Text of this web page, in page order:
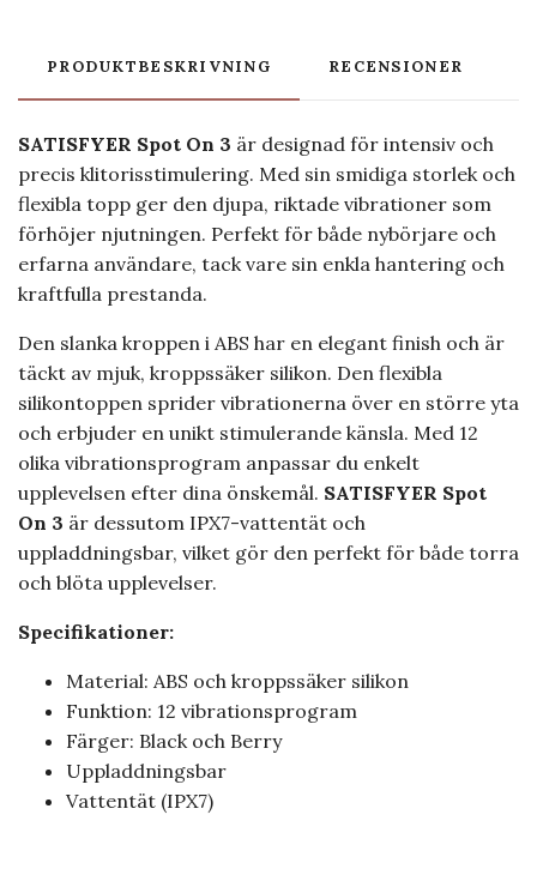
PRODUKTBESKRIVNING RECENSIONER
SATISFYER Spot On 3 är designad för intensiv och
precis klitorisstimulering. Med sin smidiga storlek och
flexibla topp ger den djupa, riktade vibrationer som
förhöjer njutningen. Perfekt för både nybörjare och
erfarna användare, tack vare sin enkla hantering och
kraftfulla prestanda.
Den slanka kroppen i ABS har en elegant finish och är
täckt av mjuk, kroppssäker silikon. Den flexibla
silikontoppen sprider vibrationerna över en större yta
och erbjuder en unikt stimulerande känsla. Med 12
olika vibrationsprogram anpassar du enkelt
upplevelsen efter dina önskemål. SATISFYER Spot
On 3 är dessutom IPX7-vattentät och
uppladdningsbar, vilket gör den perfekt för både torra
och blöta upplevelser.
Specifikationer:
Material: ABS och kroppssäker silikon
Funktion: 12 vibrationsprogram
Färger: Black och Berry
Uppladdningsbar
Vattentät (IPX7)